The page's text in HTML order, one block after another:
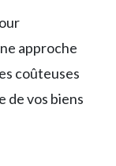
approche
coûteuses
de vos biens